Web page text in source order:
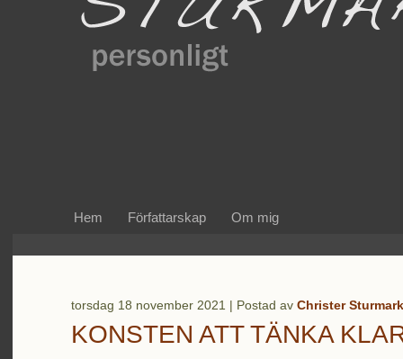
Hem Författarskap Om mig
torsdag 18 november 2021 | Postad av Christer Sturmark
KONSTEN ATT TÄNKA